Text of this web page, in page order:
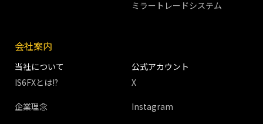
ミラートレードシステム
会社案内
当社について
IS6FXとは!?
企業理念
公式アカウント
X
Instagram